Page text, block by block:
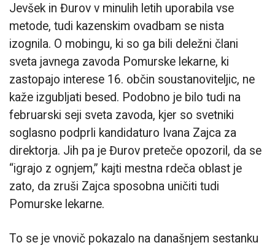
Jevšek in Đurov v minulih letih uporabila vse
metode, tudi kazenskim ovadbam se nista
izognila. O mobingu, ki so ga bili deležni člani
sveta javnega zavoda Pomurske lekarne, ki
zastopajo interese 16. občin soustanoviteljic, ne
kaže izgubljati besed. Podobno je bilo tudi na
februarski seji sveta zavoda, kjer so svetniki
soglasno podprli kandidaturo Ivana Zajca za
direktorja. Jih pa je Đurov preteče opozoril, da se
“igrajo z ognjem,” kajti mestna rdeča oblast je
zato, da zruši Zajca sposobna uničiti tudi
Pomurske lekarne.
To se je vnovič pokazalo na današnjem sestanku